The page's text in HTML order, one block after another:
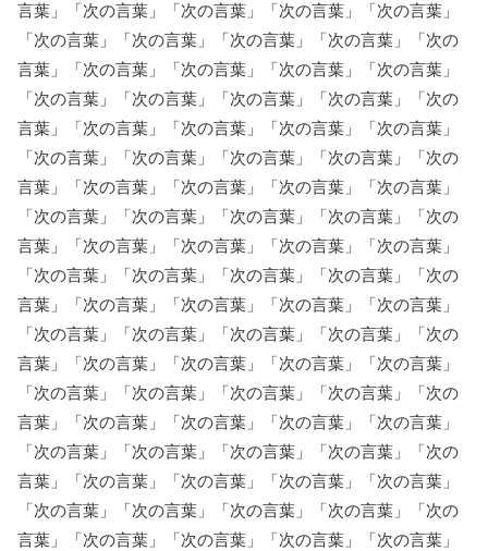
言葉」「次の言葉」「次の言葉」「次の言葉」「次の言葉」
「次の言葉」「次の言葉」「次の言葉」「次の言葉」「次の
言葉」「次の言葉」「次の言葉」「次の言葉」「次の言葉」
「次の言葉」「次の言葉」「次の言葉」「次の言葉」「次の
言葉」「次の言葉」「次の言葉」「次の言葉」「次の言葉」
「次の言葉」「次の言葉」「次の言葉」「次の言葉」「次の
言葉」「次の言葉」「次の言葉」「次の言葉」「次の言葉」
「次の言葉」「次の言葉」「次の言葉」「次の言葉」「次の
言葉」「次の言葉」「次の言葉」「次の言葉」「次の言葉」
「次の言葉」「次の言葉」「次の言葉」「次の言葉」「次の
言葉」「次の言葉」「次の言葉」「次の言葉」「次の言葉」
「次の言葉」「次の言葉」「次の言葉」「次の言葉」「次の
言葉」「次の言葉」「次の言葉」「次の言葉」「次の言葉」
「次の言葉」「次の言葉」「次の言葉」「次の言葉」「次の
言葉」「次の言葉」「次の言葉」「次の言葉」「次の言葉」
「次の言葉」「次の言葉」「次の言葉」「次の言葉」「次の
言葉」「次の言葉」「次の言葉」「次の言葉」「次の言葉」
「次の言葉」「次の言葉」「次の言葉」「次の言葉」「次の
言葉」「次の言葉」「次の言葉」「次の言葉」「次の言葉」